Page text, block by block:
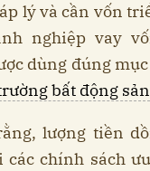
lý và cần vốn
nghiệp vay
dùng đúng
bất động sản
lượng tiền
các chính sách